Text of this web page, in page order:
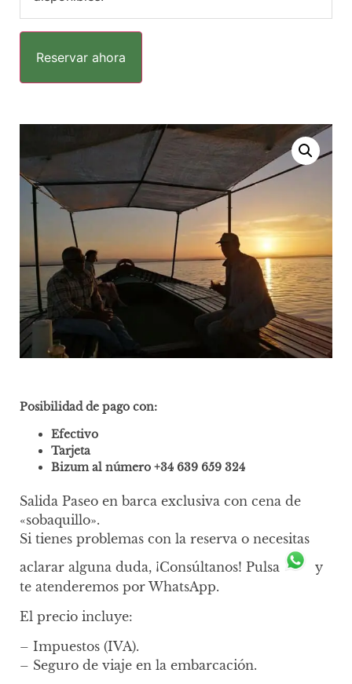
Posibilidad de pago con:
Efectivo
Tarjeta
Bizum al número +34 639 659 324
Salida Paseo en barca exclusiva con cena de
«sobaquillo».
Si tienes problemas con la reserva o necesitas
aclarar alguna duda, ¡Consúltanos! Pulsa
y
te atenderemos por WhatsApp.
El precio incluye:
– Impuestos (IVA).
– Seguro de viaje en la embarcación.
Reservar ahora